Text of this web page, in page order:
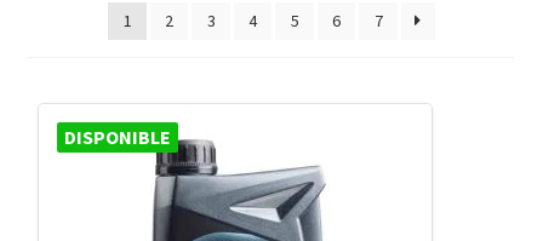
1 2 3 4 5 6 7
DISPONIBLE